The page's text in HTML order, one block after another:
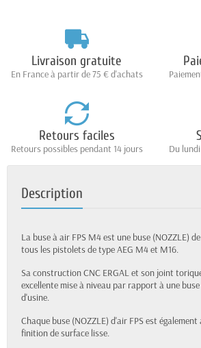
Livraison gratuite
En France à partir de 75 € d'achats
Retours faciles
Retours possibles pendant 14 jours Du
Description
La buse à air FPS M4 est une buse (NOZZLE)
tous les pistolets de type AEG M4 et M16.
Sa construction CNC ERGAL et son joint
excellente mise à niveau par rapport à une
d'usine.
Chaque buse (NOZZLE) d'air FPS est
finition de surface lisse.